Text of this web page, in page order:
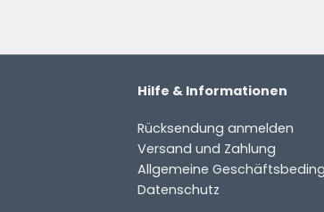
Hilfe & Informationen
Rücksendung anmelden
Versand und Zahlung
Allgemeine
Datenschutz